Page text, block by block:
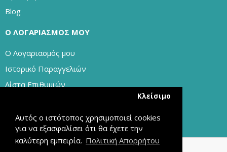
Αυτός ο ιστότοπος χρησιμοποιεί cookies
για να εξασφαλίσει ότι θα έχετε την
καλύτερη εμπειρία. Πολιτική Απορρήτου
Κλείσιμο
Blog
Ο ΛΟΓΑΡΙΑΣΜΌΣ ΜΟΥ
Ο Λογαριασμός μου
Ιστορικό Παραγγελιών
Λίστα Επιθυμιών